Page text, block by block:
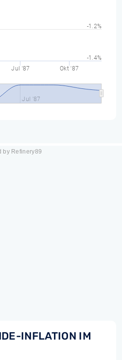
Jul '87 Okt '87
Jul '87
-1.4%
-1.2%
by Refinery89
INFLATION IM